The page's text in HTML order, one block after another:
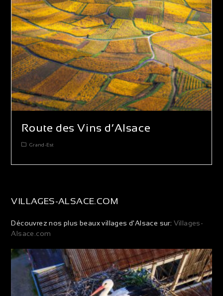
Route des Vins d’Alsace
Grand-Est
VILLAGES-ALSACE.COM
Découvrez nos plus beaux villages d'Alsace sur: Villages-
Alsace.com